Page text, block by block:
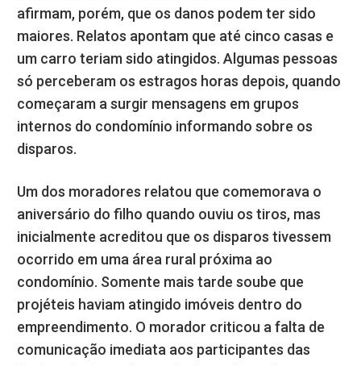
afirmam, porém, que os danos podem ter sido
maiores. Relatos apontam que até cinco casas e
um carro teriam sido atingidos. Algumas pessoas
só perceberam os estragos horas depois, quando
começaram a surgir mensagens em grupos
internos do condomínio informando sobre os
disparos.
Um dos moradores relatou que comemorava o
aniversário do filho quando ouviu os tiros, mas
inicialmente acreditou que os disparos tivessem
ocorrido em uma área rural próxima ao
condomínio. Somente mais tarde soube que
projéteis haviam atingido imóveis dentro do
empreendimento. O morador criticou a falta de
comunicação imediata aos participantes das